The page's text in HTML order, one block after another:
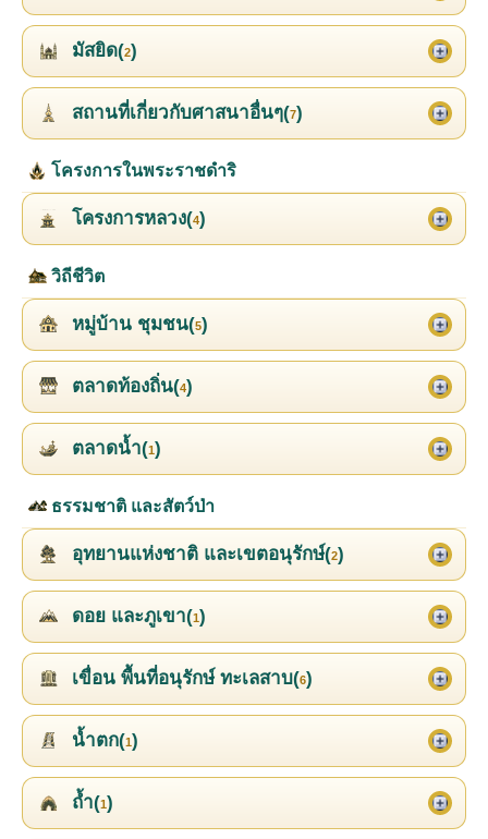
มัสยิด(2)
สถานที่เกี่ยวกับศาสนาอื่นๆ(7)
โครงการในพระราชดำริ
โครงการหลวง(4)
วิถีชีวิต
หมู่บ้าน ชุมชน(5)
ตลาดท้องถิ่น(4)
ตลาดน้ำ(1)
ธรรมชาติ และสัตว์ป่า
อุทยานแห่งชาติ และเขตอนุรักษ์(2)
ดอย และภูเขา(1)
เขื่อน พื้นที่อนุรักษ์ ทะเลสาบ(6)
น้ำตก(1)
ถ้ำ(1)